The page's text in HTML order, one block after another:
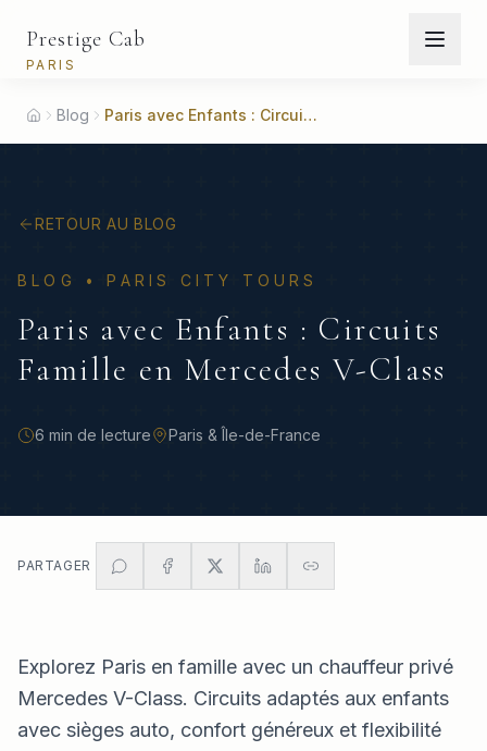
Prestige Cab
PARIS
Accueil
Blog Paris avec Enfants : Circuits Famille en Mercedes V-Class
RETOUR AU BLOG
BLOG •PARIS CITY TOURS
Paris avec Enfants : Circuits
Famille en Mercedes V-Class
6 min de lecture Paris & Île-de-France
PARTAGER
Explorez Paris en famille avec un chauffeur privé
Mercedes V-Class. Circuits adaptés aux enfants
avec sièges auto, confort généreux et flexibilité